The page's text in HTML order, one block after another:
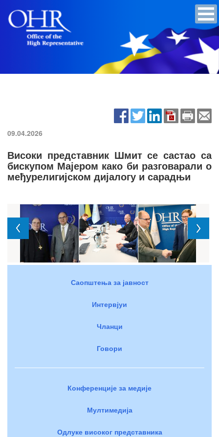
09.04.2026
Високи представник Шмит се састао са
бискупом Мајером како би разговарали о
међурелигијском дијалогу и сарадњи
Саопштења за јавност
Интервјуи
Чланци
Говори
Конференције за медије
Мултимедија
Одлуке високог представника